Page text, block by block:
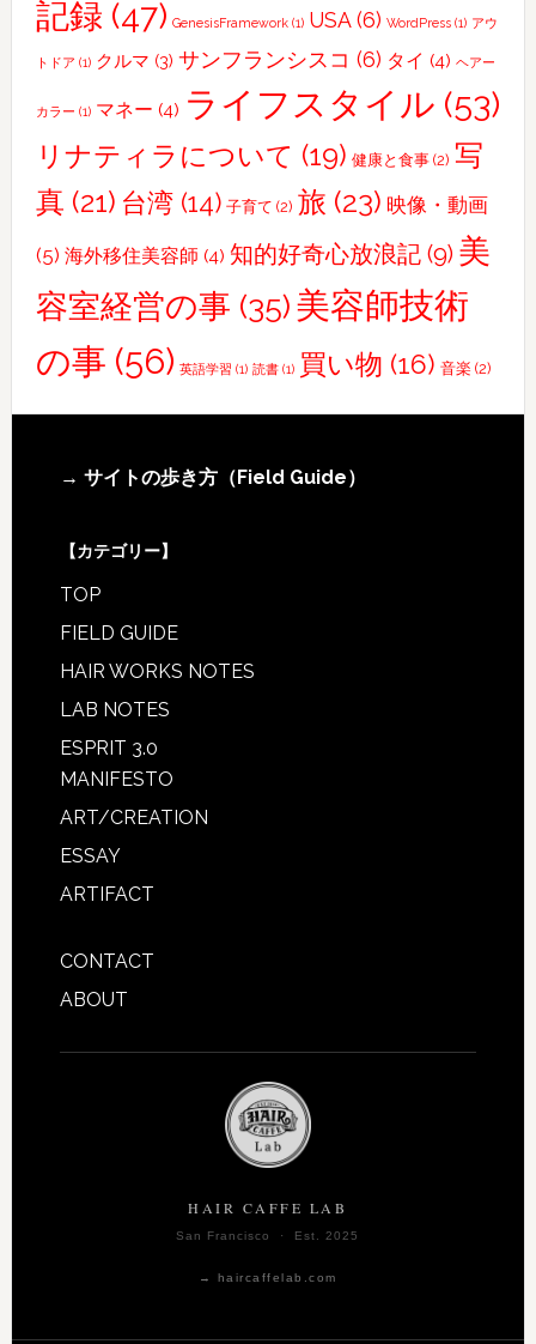
記録 (47) GenesisFramework(1) USA(6) WordPress(1) アウ
トドア (1) クルマ (3) サンフランシスコ (6) タイ (4) ヘアー
カラー (1) マネー (4) ライフスタイル (53)
リナティラについて (19) 健康と食事(2) 写
真 (21) 台湾(14) 子育て (2) 旅 (23) 映像・動画
(5) 海外移住美容師 (4) 知的好奇心放浪記(9) 美
容室経営の事 (35)美容師技術
の事 (56) 英語学習 (1) 読書(1) 買い物 (16) 音楽(2)
Footer
→ サイトの歩き方（Field Guide）
【カテゴリー】
TOP
FIELD GUIDE
HAIR WORKS NOTES
LAB NOTES
ESPRIT 3.0
MANIFESTO
ART/CREATION
ESSAY
ARTIFACT
CONTACT
ABOUT
HAIR CAFFE LAB
San Francisco · Est. 2025
→ haircaffelab.com